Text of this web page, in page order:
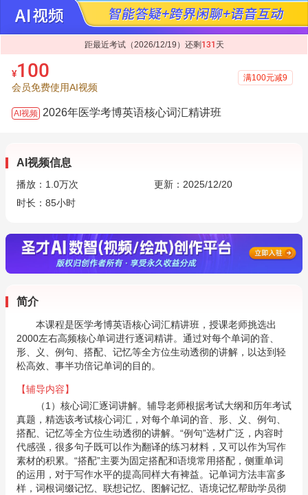
距最近考试（2026/12/19）还剩 131 天
¥100
会员免费使用AI视频
满100元减9
AI视频 2026年医学考博英语核心词汇精讲班
AI视频信息
播放： 1.0万次
更新：2025/12/20
时长：85小时
简介
本课程是医学考博英语核心词汇精讲班，授课老师挑选出
2000左右高频核心单词进行逐词精讲。通过对每个单词的音、
形、义、例句、搭配、记忆等全方位生动透彻的讲解，以达到轻
松高效、事半功倍记单词的目的。
【辅导内容】
（1）核心词汇逐词讲解。辅导老师根据考试大纲和历年考试
真题，精选该考试核心词汇，对每个单词的音、形、义、例句、
搭配、记忆等全方位生动透彻的讲解。“例句”选材广泛，内容时
代感强，很多句子既可以作为翻译的练习材料，又可以作为写作
素材的积累。“搭配”主要为固定搭配和语境常用搭配，侧重单词
的运用，对于写作水平的提高同样大有裨益。记单词方法丰富多
样，词根词缀记忆、联想记忆、图解记忆、语境记忆帮助学员彻